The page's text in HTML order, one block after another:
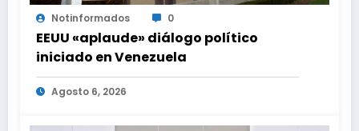
Notinformados 0
EEUU «aplaude» diálogo político
iniciado en Venezuela
Agosto 6, 2026